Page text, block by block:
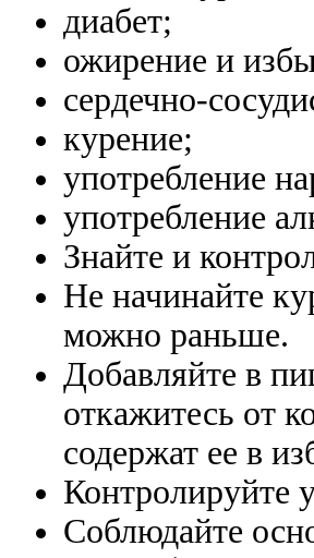
диабет;
ожирение и
сердечно-
курение;
употребление
употребление
Знайте и
Не начинайте
можно раньше.
Добавляйте в
откажитесь от
содержат ее в
Контролируйте
Соблюдайте